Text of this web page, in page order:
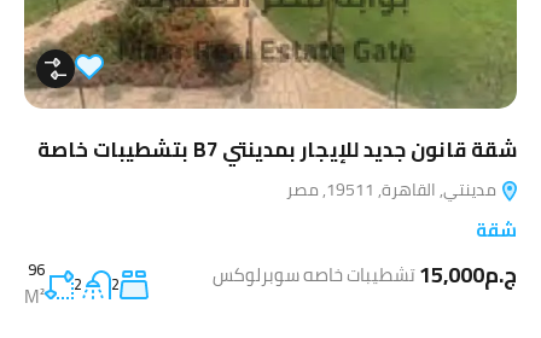
شقة قانون جديد للإيجار بمدينتي B7 بتشطيبات خاصة
مدينتي, القاهرة, 19511, مصر
شقة
ج.م15,000 تشطيبات خاصه سوبرلوكس 2
2
96
M²